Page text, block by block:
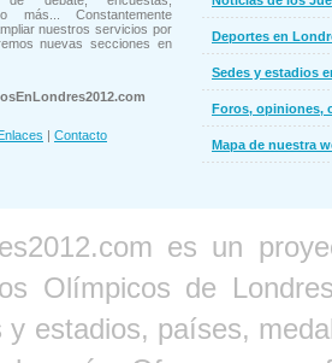
más... Constantemente
nuestros servicios por
nuevas secciones en
| Contacto
Deportes en
Sedes y estadios
Foros, opiniones,
Mapa de nuestra
es un
Olímpicos de
y estadios, países,